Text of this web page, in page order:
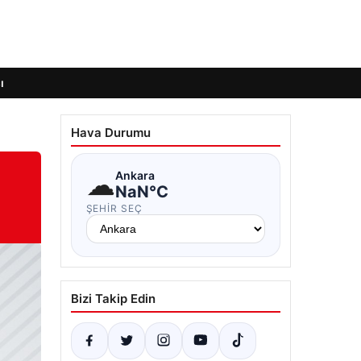
Hava Durumu
☁Ankara
NaN°C
ŞEHIR SEÇ
Bizi Takip Edin